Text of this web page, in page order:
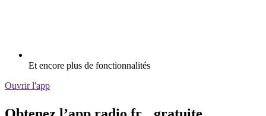
Et encore plus de fonctionnalités
Ouvrir l'app